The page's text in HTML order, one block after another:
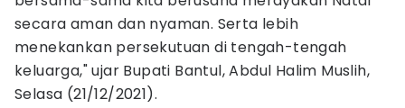
secara aman dan nyaman. Serta lebih
menekankan persekutuan di tengah-tengah
keluarga," ujar Bupati Bantul, Abdul Halim Muslih,
Selasa (21/12/2021).